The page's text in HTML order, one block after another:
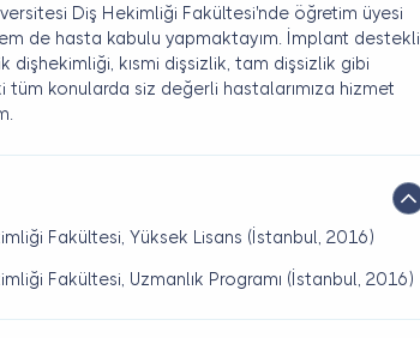
Diş Hekimliği Fakültesi'nde öğretim üyesi
de hasta kabulu yapmaktayım. İmplant destekli
dişhekimliği, kısmi dişsizlik, tam dişsizlik gibi
konularda siz değerli hastalarımıza hizmet
Fakültesi, Yüksek Lisans (İstanbul, 2016)
Fakültesi, Uzmanlık Programı (İstanbul, 2016)